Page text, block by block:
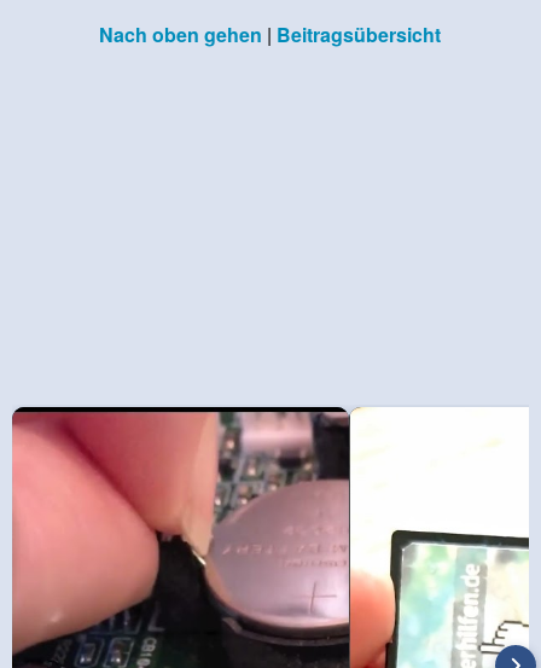
Nach oben gehen | Beitragsübersicht